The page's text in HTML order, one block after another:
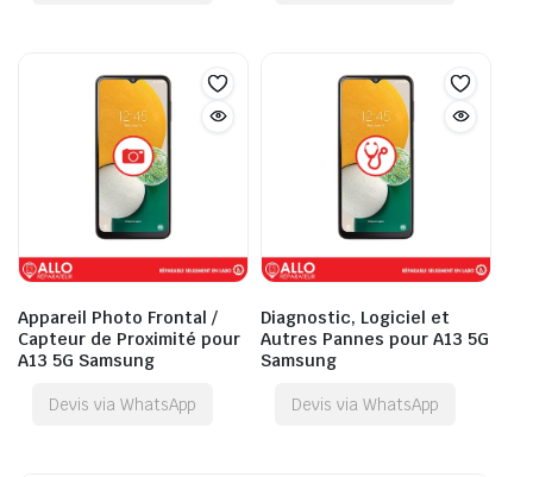
Appareil Photo Frontal /
Capteur de Proximité pour
A13 5G Samsung
Devis via WhatsApp
Diagnostic, Logiciel et
Autres Pannes pour A13 5G
Samsung
Devis via WhatsApp